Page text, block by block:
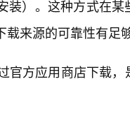
装）。这种方式在
来源的可靠性有足
官方应用商店下载